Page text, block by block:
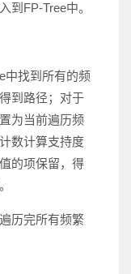
到FP-Tree中。
中找到所有的频
到路径；对于
为当前遍历频
数计算支持度
的项保留，得
历完所有频繁